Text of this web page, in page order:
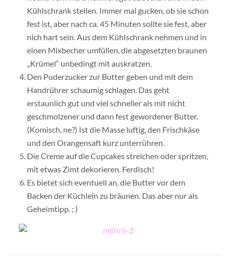
Kühlschrank stellen. Immer mal gucken, ob sie schon
fest ist, aber nach ca. 45 Minuten sollte sie fest, aber
nich hart sein. Aus dem Kühlschrank nehmen und in
einen Mixbecher umfüllen, die abgesetzten braunen
„Krümel“ unbedingt mit auskratzen.
Den Puderzucker zur Butter geben und mit dem
Handrührer schaumig schlagen. Das geht
erstaunlich gut und viel schneller als mit nicht
geschmolzener und dann fest gewordener Butter.
(Komisch, ne?) Ist die Masse luftig, den Frischkäse
und den Orangensaft kurz unterrühren.
Die Creme auf die Cupcakes streichen oder spritzen,
mit etwas Zimt dekorieren. Ferdisch!
Es bietet sich eventuell an, die Butter vor dem
Backen der Küchlein zu bräunen. Das aber nur als
Geheimtipp. ; )